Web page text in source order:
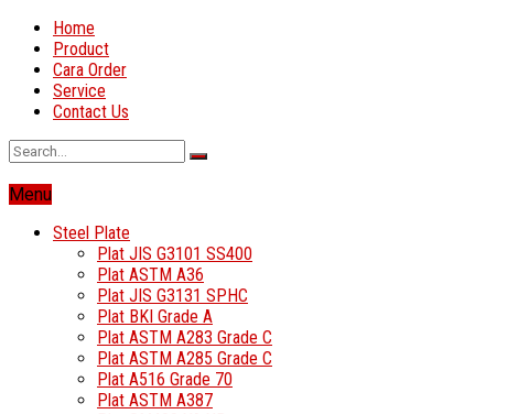
Home
Product
Cara Order
Service
Contact Us
Menu
Steel Plate
Plat JIS G3101 SS400
Plat ASTM A36
Plat JIS G3131 SPHC
Plat BKI Grade A
Plat ASTM A283 Grade C
Plat ASTM A285 Grade C
Plat A516 Grade 70
Plat ASTM A387